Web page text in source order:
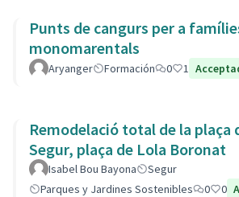
Punts de cangurs per a
monomarentals
Aryanger Formación 0 1
Remodelació total de la plaça
Segur, plaça de Lola Boronat
Isabel Bou Bayona
Segur
Parques y Jardines Sostenibles
0 0